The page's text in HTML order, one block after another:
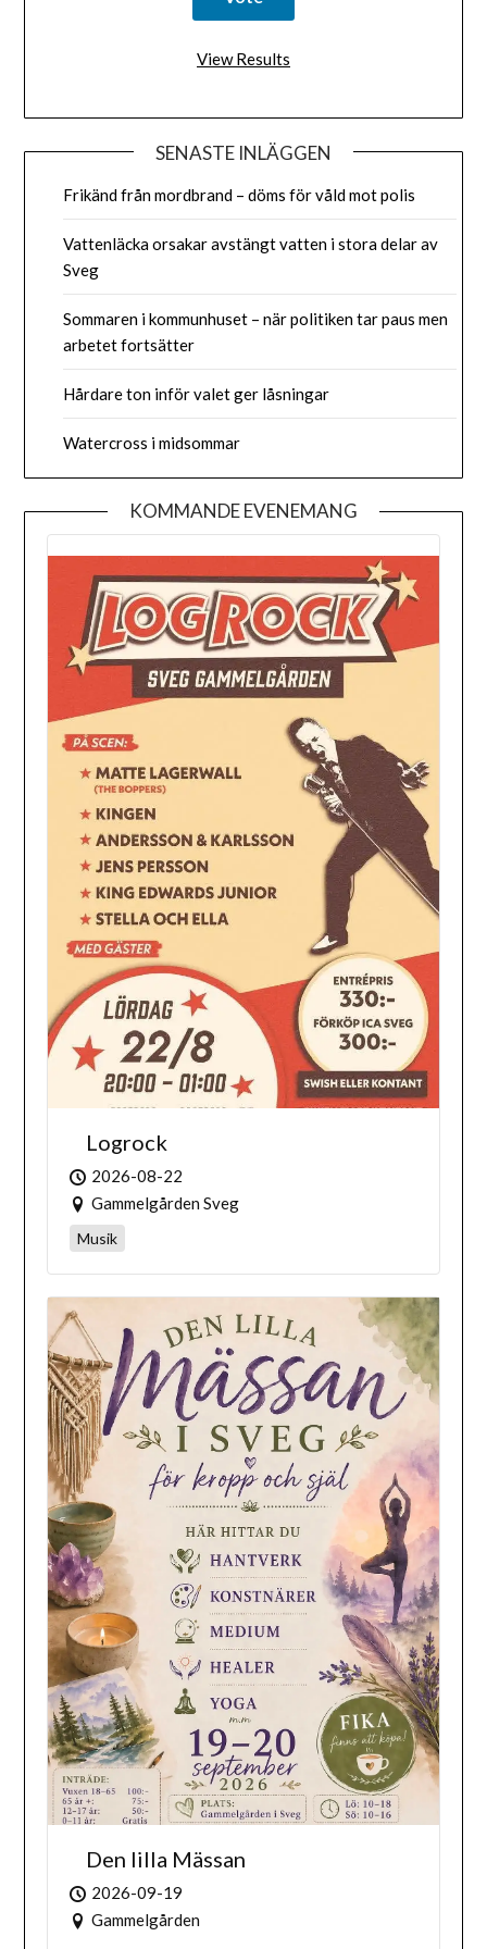
View Results
SENASTE INLÄGGEN
Frikänd från mordbrand – döms för våld mot polis
Vattenläcka orsakar avstängt vatten i stora delar av
Sveg
Sommaren i kommunhuset – när politiken tar paus men
arbetet fortsätter
Hårdare ton inför valet ger låsningar
Watercross i midsommar
KOMMANDE EVENEMANG
Logrock
2026-08-22
Gammelgården Sveg
Musik
Den lilla Mässan
2026-09-19
Gammelgården